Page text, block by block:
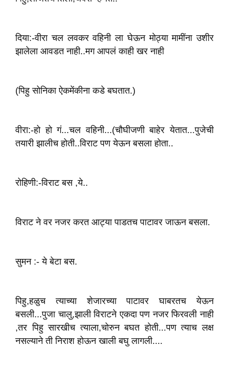
दिया:-वीरा चल लवकर वहिनी ला घेऊन मोठ्या मामींना उशीर
झालेला आवडत‌ नाही..मग आपलं काही खर नाही
(पिहु सोनिका ऐकमेंकीना कडे बघतात.)
वीरा:-हो हो गं...चल वहिनी...(चौघीजणी बाहेर येतात...पुजेची
तयारी झालीच होती..विराट पण येऊन बसला होता..
रोहिणी:-विराट बस ,ये..
विराट ने वर नजर‌ करत आट्या पाडतच‌ पाटावर जाऊन बसला.
सुमन :- ये बेटा बस.
पिहु,हळुच त्याच्या शेजारच्या पाटावर घाबरतच येऊन
बसली...पुजा चालु,झाली विराटने एकदा पण नजर फिरवली नाही
,तर पिहु सारखीच त्याला,चोरुन बघत‌ होती...पण त्याच लक्ष
नसल्याने ती निराश होऊन खाली बघु लागली....